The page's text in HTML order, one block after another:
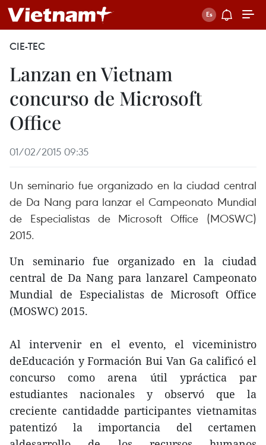
CIE-TEC
Lanzan en Vietnam
concurso de Microsoft
Office
01/02/2015 09:35
Un seminario fue organizado en la ciudad central
de Da Nang para lanzar el Campeonato Mundial
de Especialistas de Microsoft Office (MOSWC)
2015.
Un seminario fue organizado en la ciudad
central de Da Nang para lanzarel Campeonato
Mundial de Especialistas de Microsoft Office
(MOSWC) 2015.
Al intervenir en el evento, el viceministro
deEducación y Formación Bui Van Ga calificó el
concurso como arena útil ypráctica par
estudiantes nacionales y observó que la
creciente cantidadde participantes vietnamitas
patentizó la importancia del certamen